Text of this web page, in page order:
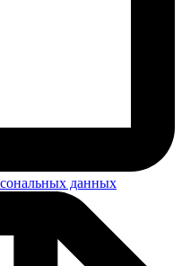
данных